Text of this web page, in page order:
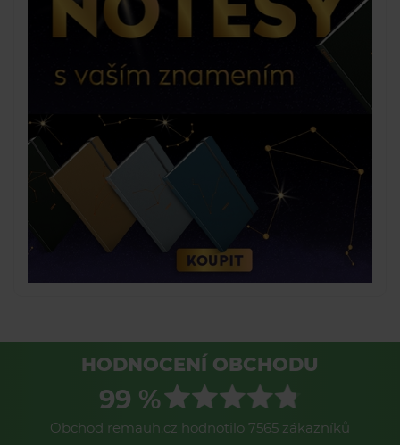
HODNOCENÍ OBCHODU
99 %
Obchod remauh.cz hodnotilo 7565 zákazníků